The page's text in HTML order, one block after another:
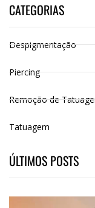
CATEGORIAS
Despigmentação
Piercing
Remoção de
Tatuagem
ÚLTIMOS POSTS